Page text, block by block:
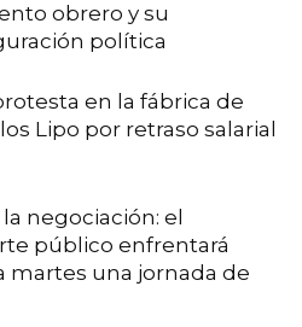
obrero y su
política
en la fábrica de
Lipo por retraso salarial
negociación: el
público enfrentará
martes una jornada de